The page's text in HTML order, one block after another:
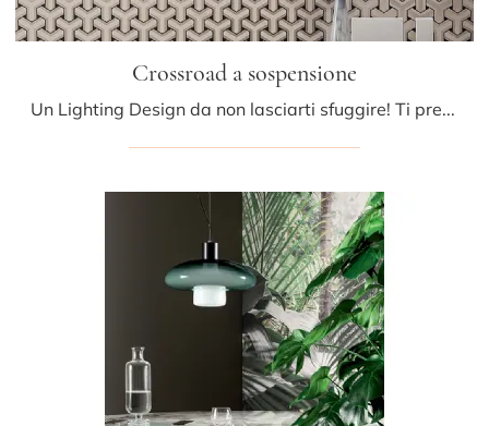
Crossroad a sospensione
Un Lighting Design da non lasciarti sfuggire! Ti presentiamo la lampada a sospensione design Crossroad a sospensione di Bonaldo.